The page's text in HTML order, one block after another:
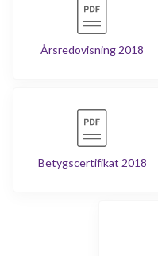
Årsredovisning 2018
Betygscertifikat 2018